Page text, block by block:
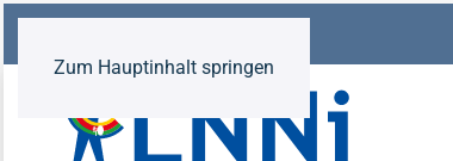
Zum Hauptinhalt springen